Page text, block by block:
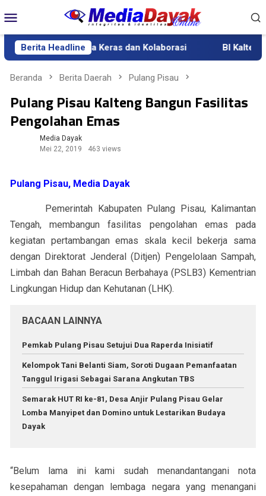
ke
kontenMobile
Berita Headline
Tekankan Kerja Keras dan Kolaborasi BI Kalteng
Beranda Berita Daerah Pulang Pisau
Pulang Pisau Kalteng Bangun Fasilitas
Pengolahan Emas
Media Dayak
Mei 22, 2019
463 views
Pulang Pisau, Media Dayak
Pemerintah Kabupaten Pulang Pisau, Kalimantan
Tengah, membangun fasilitas pengolahan emas pada
kegiatan pertambangan emas skala kecil bekerja sama
dengan Direktorat Jenderal (Ditjen) Pengelolaan Sampah,
Limbah dan Bahan Beracun Berbahaya (PSLB3) Kementrian
Lingkungan Hidup dan Kehutanan (LHK).
BACAAN LAINNYA
Pemkab Pulang Pisau Setujui Dua Raperda Inisiatif
Kelompok Tani Belanti Siam, Soroti Dugaan Pemanfaatan
Tanggul Irigasi Sebagai Sarana Angkutan TBS
Semarak HUT RI ke-81, Desa Anjir Pulang Pisau Gelar
Lomba Manyipet dan Domino untuk Lestarikan Budaya
Dayak
“Belum lama ini kami sudah menandantangani nota
kesepahaman dengan lembaga negara yang menangani